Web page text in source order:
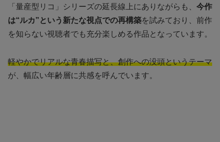
「量産型リコ」シリーズの延長線上にありながらも、 今作
は“ルカ”という新たな視点での再構築を試みており、前作
を知らない視聴者でも充分楽しめる作品となっています。
軽やかでリアルな青春描写と、創作への没頭というテーマ
が、幅広い年齢層に共感を呼んでいます。